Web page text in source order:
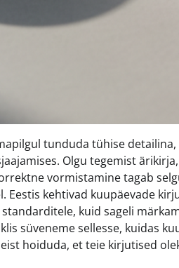
tunduda tühise
Olgu tegemist
vormistamine tagab
Eestis kehtivad kuupäevade
kuid sageli
süveneme sellesse, kuidas
hoiduda, et teie kirjutised